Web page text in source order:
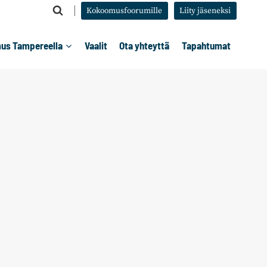
Kokoomusfoorumille Liity jäseneksi
Tampereella Vaalit Ota yhteyttä Tapahtumat